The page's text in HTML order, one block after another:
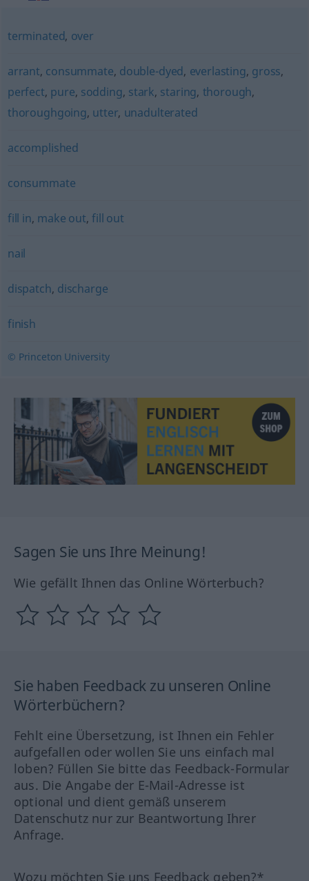
terminated, over
arrant, consummate, double-dyed, everlasting, gross,
perfect, pure, sodding, stark, staring, thorough,
thoroughgoing, utter, unadulterated
accomplished
consummate
fill in, make out,fill out
nail
dispatch, discharge
finish
© Princeton University
Sagen Sie uns Ihre Meinung!
Wie gefällt Ihnen das Online Wörterbuch?
Sie haben Feedback zu unseren Online
Wörterbüchern?
Fehlt eine Übersetzung, ist Ihnen ein Fehler
aufgefallen oder wollen Sie uns einfach mal
loben? Füllen Sie bitte das Feedback-Formular
aus. Die Angabe der E-Mail-Adresse ist
optional und dient gemäß unserem
Datenschutz nur zur Beantwortung Ihrer
Anfrage.
Wozu möchten Sie uns Feedback geben?*